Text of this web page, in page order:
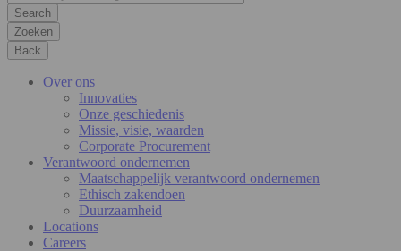
Zoeken
Back
Over ons
Innovaties
Onze geschiedenis
Missie, visie, waarden
Corporate Procurement
Verantwoord ondernemen
Maatschappelijk verantwoord ondernemen
Ethisch zakendoen
Duurzaamheid
Locations
Careers